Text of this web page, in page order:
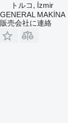
トルコ, İzmir
GENERAL MAKİNA
販売会社に連絡